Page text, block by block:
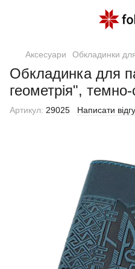
Аксесуари Обкладинки
Обкладинка для
геометрія", темно-
Артикул: 29025 Написати